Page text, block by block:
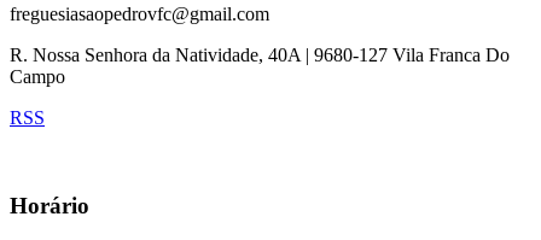
freguesiasaopedrovfc@gmail.com
R. Nossa Senhora da Natividade, 40A | 9680-127 Vila Franca Do
Campo
RSS
Horário